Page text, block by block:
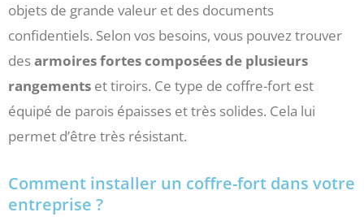
objets de grande valeur et des documents
confidentiels. Selon vos besoins, vous pouvez trouver
desarmoires fortes composées de plusieurs
rangements et tiroirs. Ce type de coffre-fort est
équipé de parois épaisses et très solides. Cela lui
permet d’être très résistant.
Comment installer un coffre-fort dans votre
entreprise ?